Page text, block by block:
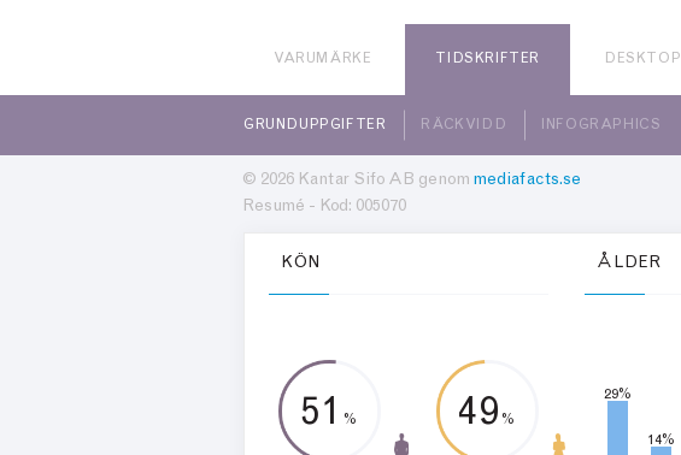
VARUMÄRKE TIDSKRIFTER DESKTOP
GRUNDUPPGIFTER RÄCKVIDD INFOGRAPHICS
© 2026 Kantar Sifo AB genom mediafacts.se
Resumé - Kod: 005070
KÖN
51 % 49 %
ÅLDER
29%
29%
14%
14%